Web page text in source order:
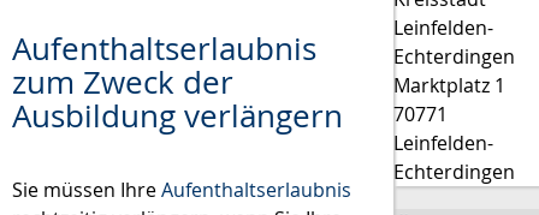
Aufenthaltserlaubnis
zum Zweck der
Ausbildung verlängern
Sie müssen IhreAufenthaltserlaubnis
Leinfelden-
Echterdingen
Marktplatz 1
70771
Leinfelden-
Echterdingen